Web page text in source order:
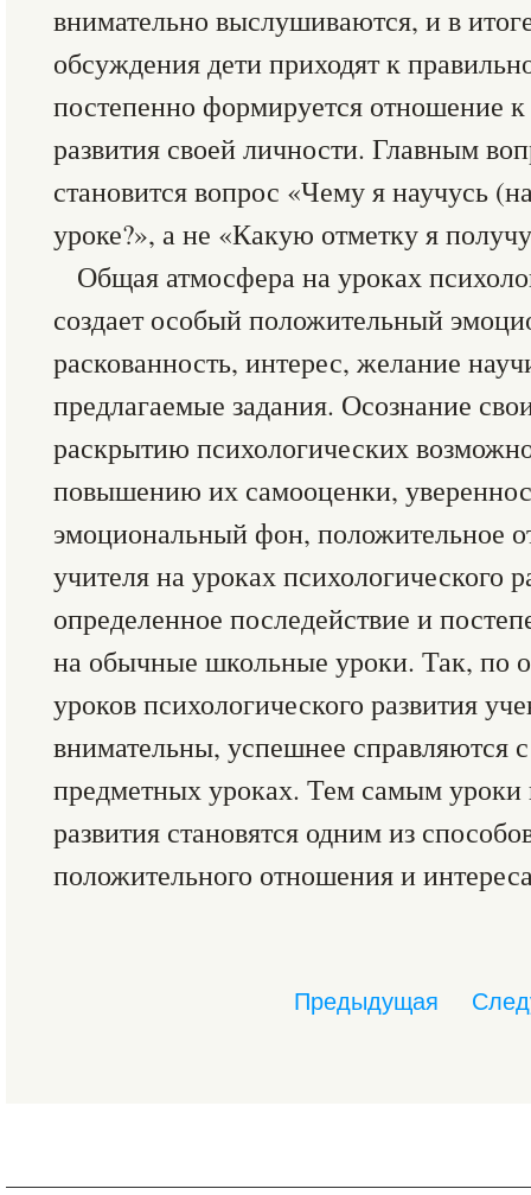
внимательно выслушиваются, и в
обсуждения дети приходят к
постепенно формируется отношение
развития своей личности. Главным
становится вопрос «Чему я научусь
уроке?», а не «Какую отметку я
Общая атмосфера на уроках
создает особый положительный
раскованность, интерес, желание
предлагаемые задания. Осознание
раскрытию психологических
повышению их самооценки,
эмоциональный фон, положительное
учителя на уроках психологического
определенное последействие и
на обычные школьные уроки. Так, по
уроков психологического развития
внимательны, успешнее справляются
предметных уроках. Тем самым уроки
развития становятся одним из
положительного отношения и
Предыдущая